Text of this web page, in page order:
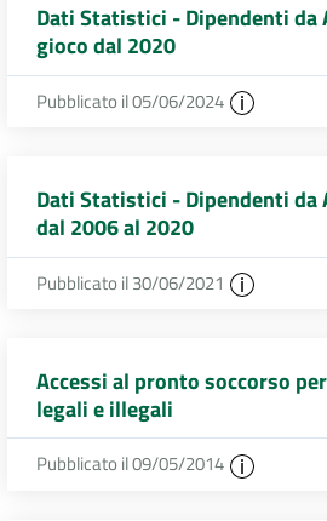
Dati Statistici - Dipendenti da
gioco dal 2020
Pubblicato il 05/06/2024
Dati Statistici - Dipendenti da
dal 2006 al 2020
Pubblicato il 30/06/2021
Accessi al pronto soccorso
legali e illegali
Pubblicato il 09/05/2014